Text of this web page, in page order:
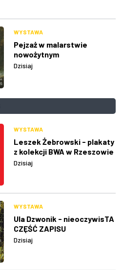
WYSTAWA
Pejzaż w malarstwie
nowożytnym
Dzisiaj
WYSTAWA
Leszek Żebrowski - plakaty
z kolekcji BWA w Rzeszowie
Dzisiaj
WYSTAWA
Ula Dzwonik - nieoczywisTA
CZĘŚĆ ZAPISU
Dzisiaj